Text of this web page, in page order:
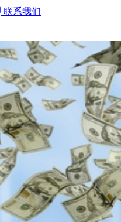
联系我们